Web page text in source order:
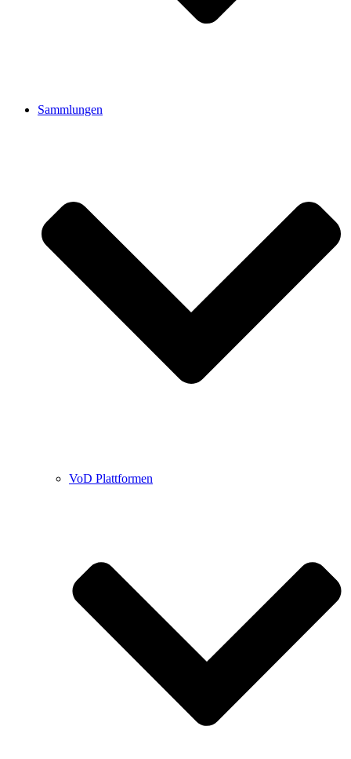
Sammlungen
VoD Plattformen